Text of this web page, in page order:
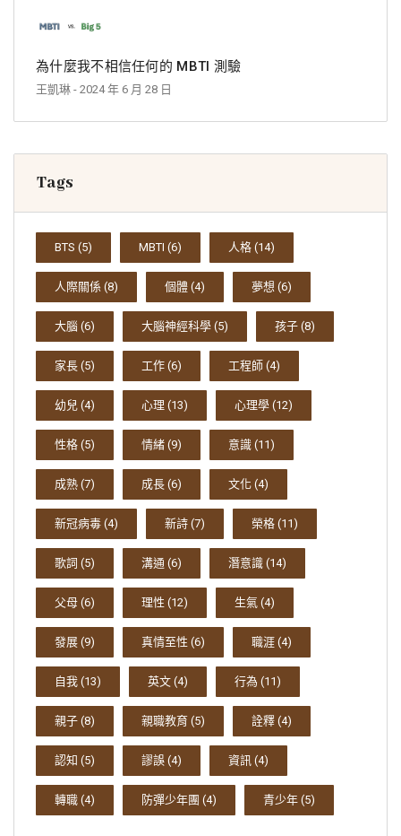
為什麼我不相信任何的 MBTI 測驗
王凱琳 - 2024 年 6 月 28 日
Tags
BTS (5) MBTI (6) 人格 (14)
人際關係 (8) 個體 (4) 夢想 (6)
大腦 (6) 大腦神經科學 (5) 孩子 (8)
家長 (5) 工作 (6) 工程師 (4)
幼兒 (4) 心理 (13) 心理學 (12)
性格 (5) 情緒 (9) 意識 (11)
成熟 (7) 成長 (6) 文化 (4)
新冠病毒 (4) 新詩 (7) 榮格 (11)
歌詞 (5) 溝通 (6) 潛意識 (14)
父母 (6) 理性 (12) 生氣 (4)
發展 (9) 真情至性 (6) 職涯 (4)
自我 (13) 英文 (4) 行為 (11)
親子 (8) 親職教育 (5) 詮釋 (4)
認知 (5) 謬誤 (4) 資訊 (4)
轉職 (4) 防彈少年團 (4) 青少年 (5)